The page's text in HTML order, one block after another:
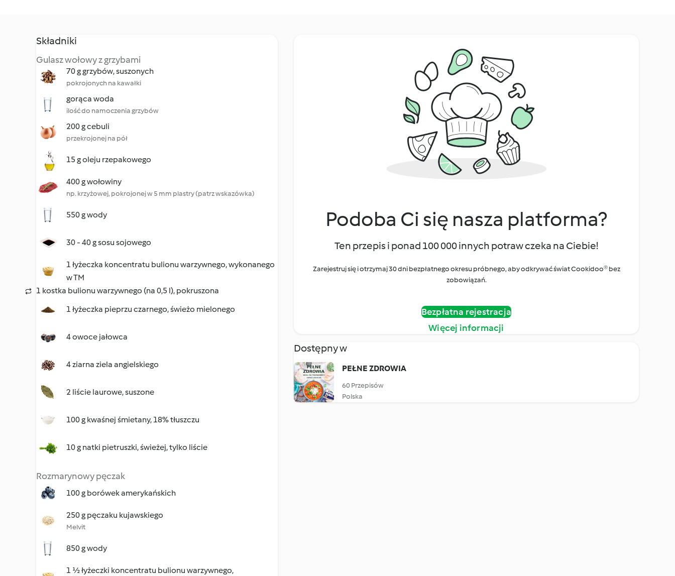
Składniki
Gulasz wołowy z grzybami
70 g grzybów, suszonych
pokrojonych na kawałki
gorąca woda
ilość do namoczenia grzybów
200 g cebuli
przekrojonej na pół
15 g oleju rzepakowego
400 g wołowiny
np. krzyżowej, pokrojonej w 5 mm plastry (patrz wskazówka)
550 g wody
30 - 40 g sosu sojowego
1 łyżeczka koncentratu bulionu warzywnego, wykonanego
w TM
1 kostka bulionu warzywnego (na 0,5 l), pokruszona
1 łyżeczka pieprzu czarnego, świeżo mielonego
4 owoce jałowca
4 ziarna ziela angielskiego
2 liście laurowe, suszone
100 g kwaśnej śmietany, 18% tłuszczu
10 g natki pietruszki, świeżej, tylko liście
Rozmarynowy pęczak
100 g borówek amerykańskich
250 g pęczaku kujawskiego
Melvit
850 g wody
1 ½ łyżeczki koncentratu bulionu warzywnego,
Podoba Ci się nasza platforma?
Ten przepis i ponad 100 000 innych potraw czeka na Ciebie!
Zarejestruj się i otrzymaj 30 dni bezpłatnego okresu próbnego, aby odkrywać świat Cookidoo® bez
zobowiązań.
Bezpłatna rejestracja
Więcej informacji
Dostępny w
PEŁNE ZDROWIA
60 Przepisów
Polska